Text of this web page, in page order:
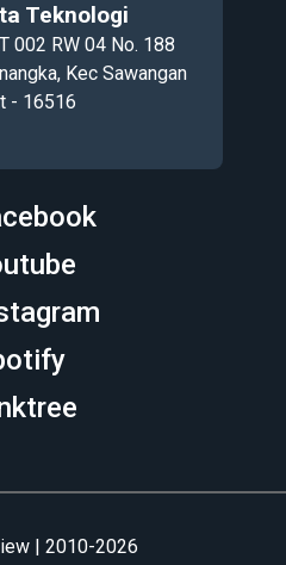
Teknologi
002 RW 04 No. 188
Kec Sawangan
- 16516
| 2010-2026